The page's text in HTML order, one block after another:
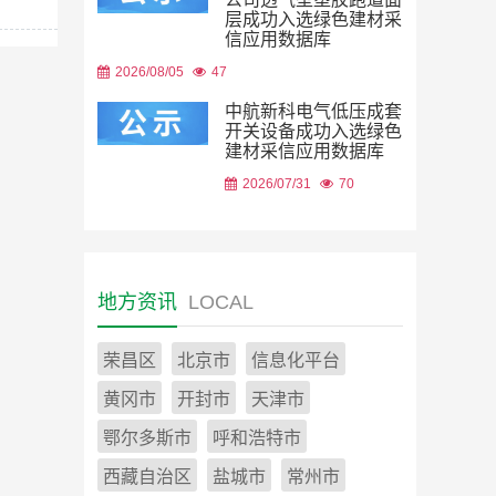
层成功入选绿色建材采
信应用数据库
2026/08/05 47
中航新科电气低压成套
开关设备成功入选绿色
建材采信应用数据库
2026/07/31 70
地方资讯 LOCAL
荣昌区 北京市 信息化平台
黄冈市 开封市 天津市
鄂尔多斯市 呼和浩特市
西藏自治区 盐城市 常州市